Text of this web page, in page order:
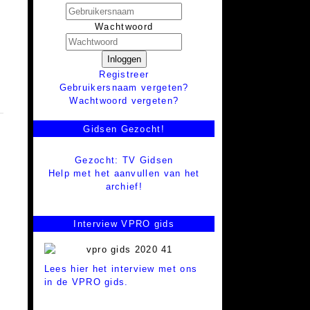
Wachtwoord
Inloggen
Registreer
Gebruikersnaam vergeten?
Wachtwoord vergeten?
Gidsen Gezocht!
Gezocht: TV Gidsen
Help met het aanvullen van het
archief!
Interview VPRO gids
Lees hier het interview met ons
in de VPRO gids.